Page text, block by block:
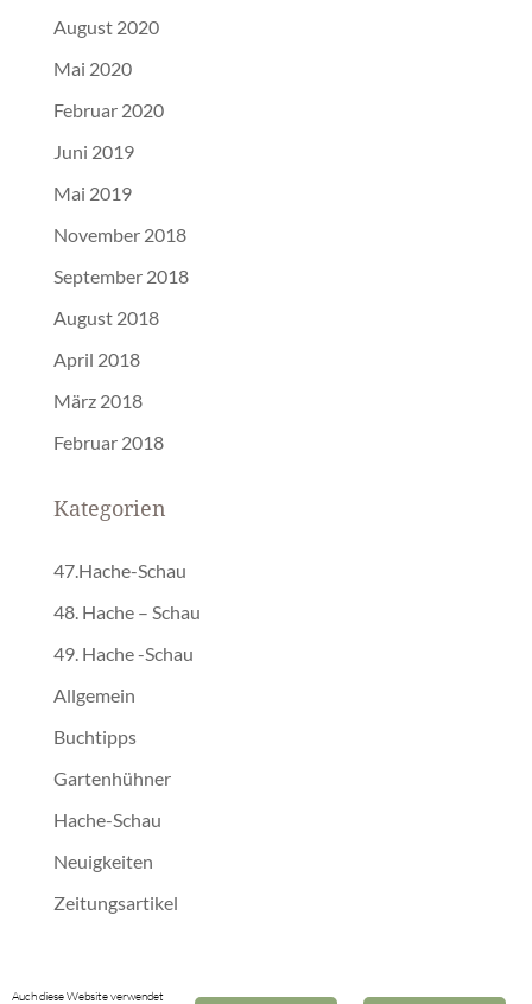
August 2020
Mai 2020
Februar 2020
Juni 2019
Mai 2019
November 2018
September 2018
August 2018
April 2018
März 2018
Februar 2018
Kategorien
47.Hache-Schau
48. Hache – Schau
49. Hache -Schau
Allgemein
Buchtipps
Gartenhühner
Hache-Schau
Neuigkeiten
Zeitungsartikel
Auch diese Website verwendet